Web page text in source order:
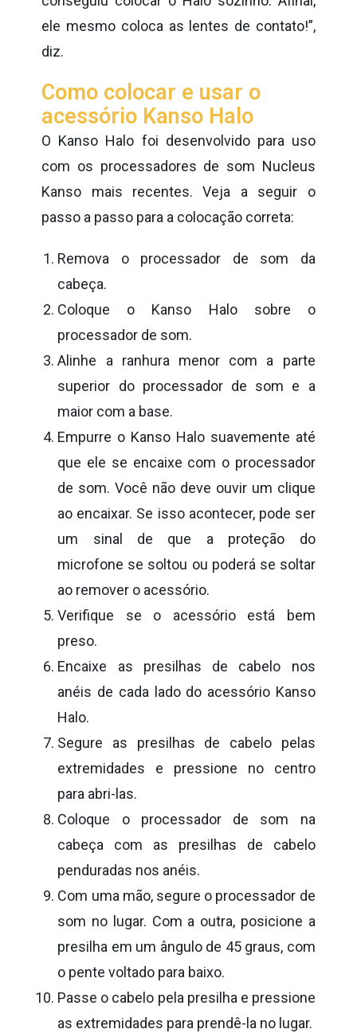
ele mesmo coloca as lentes de contato!”,
diz.
Como colocar e usar o
acessório Kanso Halo
O Kanso Halo foi desenvolvido para uso
com os processadores de som Nucleus
Kanso mais recentes. Veja a seguir o
passo a passo para a colocação correta:
Remova o processador de som da
cabeça.
Coloque o Kanso Halo sobre o
processador de som.
Alinhe a ranhura menor com a parte
superior do processador de som e a
maior com a base.
Empurre o Kanso Halo suavemente até
que ele se encaixe com o processador
de som. Você não deve ouvir um clique
ao encaixar. Se isso acontecer, pode ser
um sinal de que a proteção do
microfone se soltou ou poderá se soltar
ao remover o acessório.
Verifique se o acessório está bem
preso.
Encaixe as presilhas de cabelo nos
anéis de cada lado do acessório Kanso
Halo.
Segure as presilhas de cabelo pelas
extremidades e pressione no centro
para abri-las.
Coloque o processador de som na
cabeça com as presilhas de cabelo
penduradas nos anéis.
Com uma mão, segure o processador de
som no lugar. Com a outra, posicione a
presilha em um ângulo de 45 graus, com
o pente voltado para baixo.
Passe o cabelo pela presilha e pressione
as extremidades para prendê-la no lugar.